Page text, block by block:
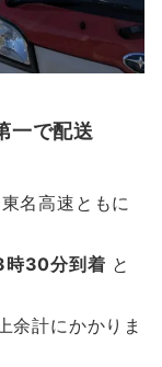
一で配送
名高速ともに
30分到着 と
余計にかかりま